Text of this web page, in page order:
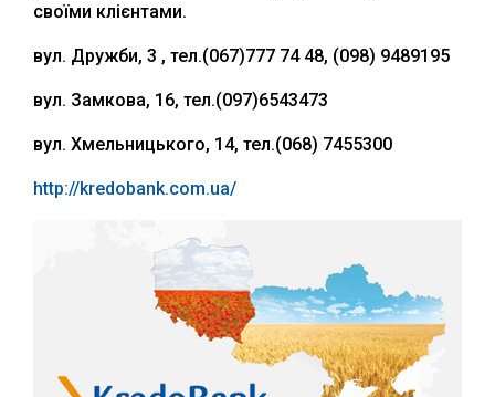
своїми клієнтами.
вул. Дружби, 3 , тел.(067)777 74 48, (098) 9489195
вул. Замкова, 16, тел.(097)6543473
вул. Хмельницького, 14, тел.(068) 7455300
http://kredobank.com.ua/